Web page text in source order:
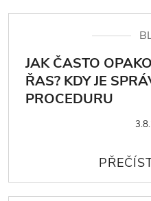
JAK ČASTO
ŘAS? KDY JE
PROCEDURU